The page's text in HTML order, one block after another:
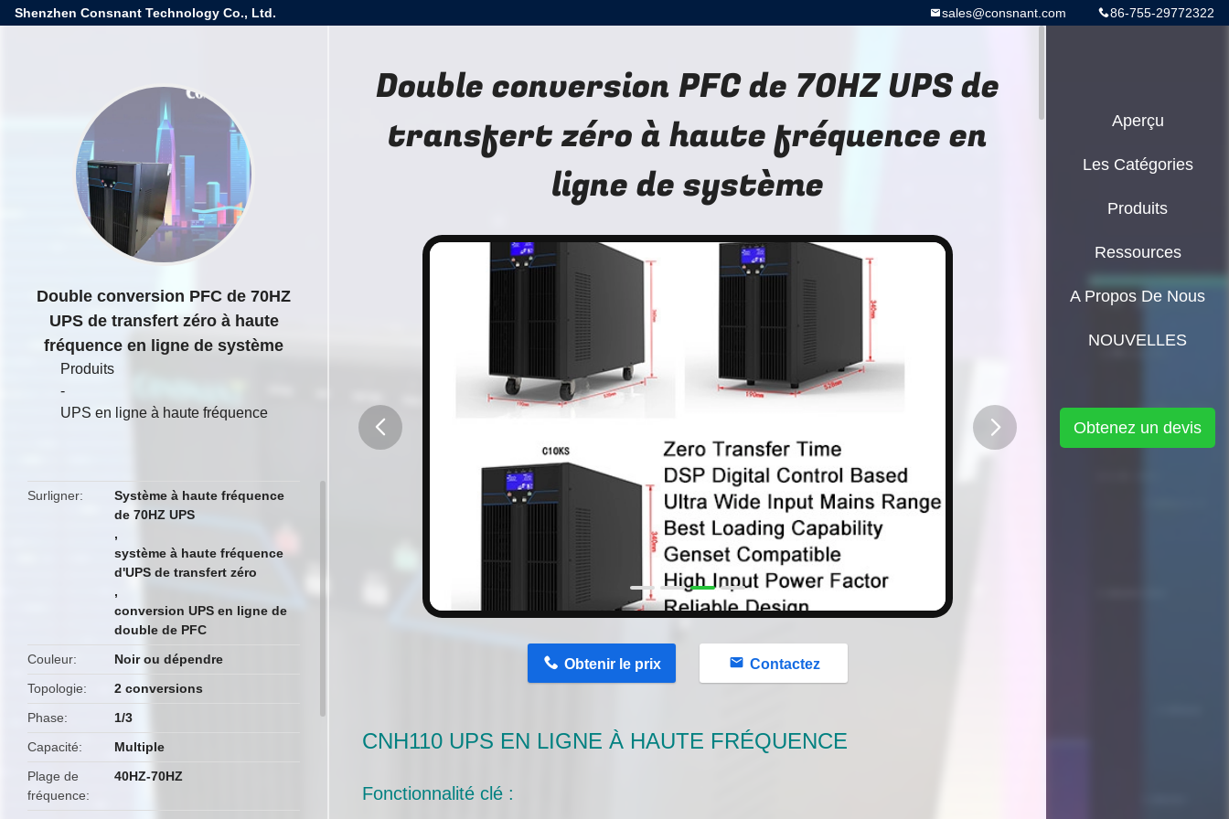
Shenzhen Consnant Technology Co., Ltd. 86-755-29772322
sales@consnant.com
Double conversion PFC de 70HZ
UPS de transfert zéro à haute
fréquence en ligne de système
Produits
-
UPS en ligne à haute fréquence
Surligner
Système à haute fréquence
de 70HZ UPS
,
système à haute fréquence
d'UPS de transfert zéro
,
conversion UPS en ligne de
double de PFC
Couleur
Noir ou dépendre
Topologie
2 conversions
Phase
1/3
Capacité
Multiple
Plage de
fréquence
40HZ-70HZ
Double conversion PFC de 70HZ UPS de
transfert zéro à haute fréquence en
ligne de système
Obtenir le prix Contactez
CNH110 UPS EN LIGNE À HAUTE FRÉQUENCE
Fonctionnalité clé :
Aperçu
Les Catégories
Produits
Ressources
A Propos De Nous
NOUVELLES
Obtenez un devis